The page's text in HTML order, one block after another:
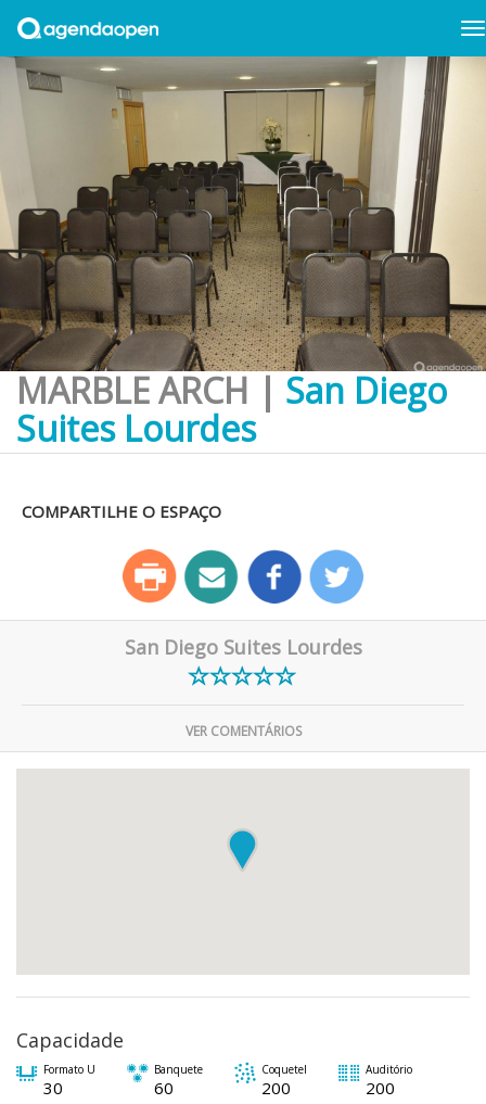
MARBLE ARCH | San Diego
Suites Lourdes
COMPARTILHE O ESPAÇO
San Diego Suites Lourdes
VER COMENTÁRIOS
Capacidade
Formato U
30
Banquete
60
Coquetel
200
Auditório
200